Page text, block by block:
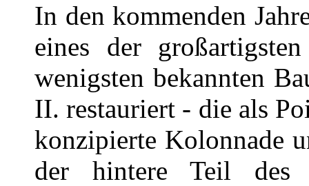
In den kommenden
eines der
wenigsten bekannten
II. restauriert - die als
konzipierte Kolonnade
der hintere Teil des